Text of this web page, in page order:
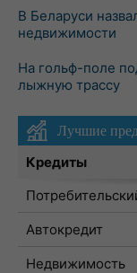
В Беларуси
недвижимости
На гольф-поле
лыжную трассу
Лучшие
Кредиты
Автокредит
Недвижимость